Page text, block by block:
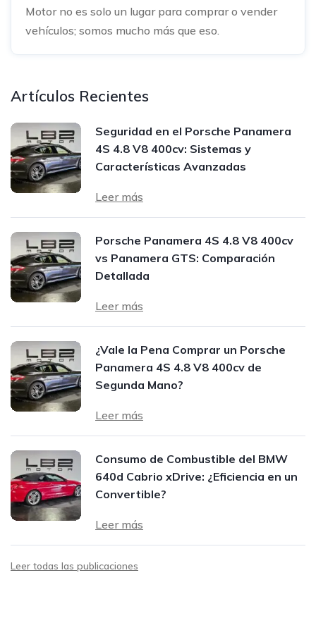
Motor no es solo un lugar para comprar o vender
vehículos; somos mucho más que eso.
Artículos Recientes
Seguridad en el Porsche Panamera
4S 4.8 V8 400cv: Sistemas y
Características Avanzadas
Leer más
Porsche Panamera 4S 4.8 V8 400cv
vs Panamera GTS: Comparación
Detallada
Leer más
¿Vale la Pena Comprar un Porsche
Panamera 4S 4.8 V8 400cv de
Segunda Mano?
Leer más
Consumo de Combustible del BMW
640d Cabrio xDrive: ¿Eficiencia en un
Convertible?
Leer más
Leer todas las publicaciones